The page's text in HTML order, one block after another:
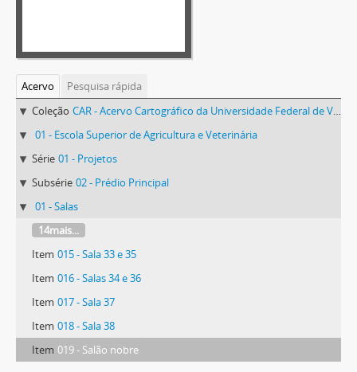
Acervo
Pesquisa rápida
Coleção CAR - Acervo Cartográfico da Universidade Federal de Viçosa
01 - Escola Superior de Agricultura e Veterinária
Série 01 - Projetos
Subsérie 02 - Prédio Principal
01 - Salas
14mais...
Item 015 - Sala 33 e 35
Item 016 - Salas 34 e 36
Item 017 - Sala 37
Item 018 - Sala 38
Item 019 - Salão nobre